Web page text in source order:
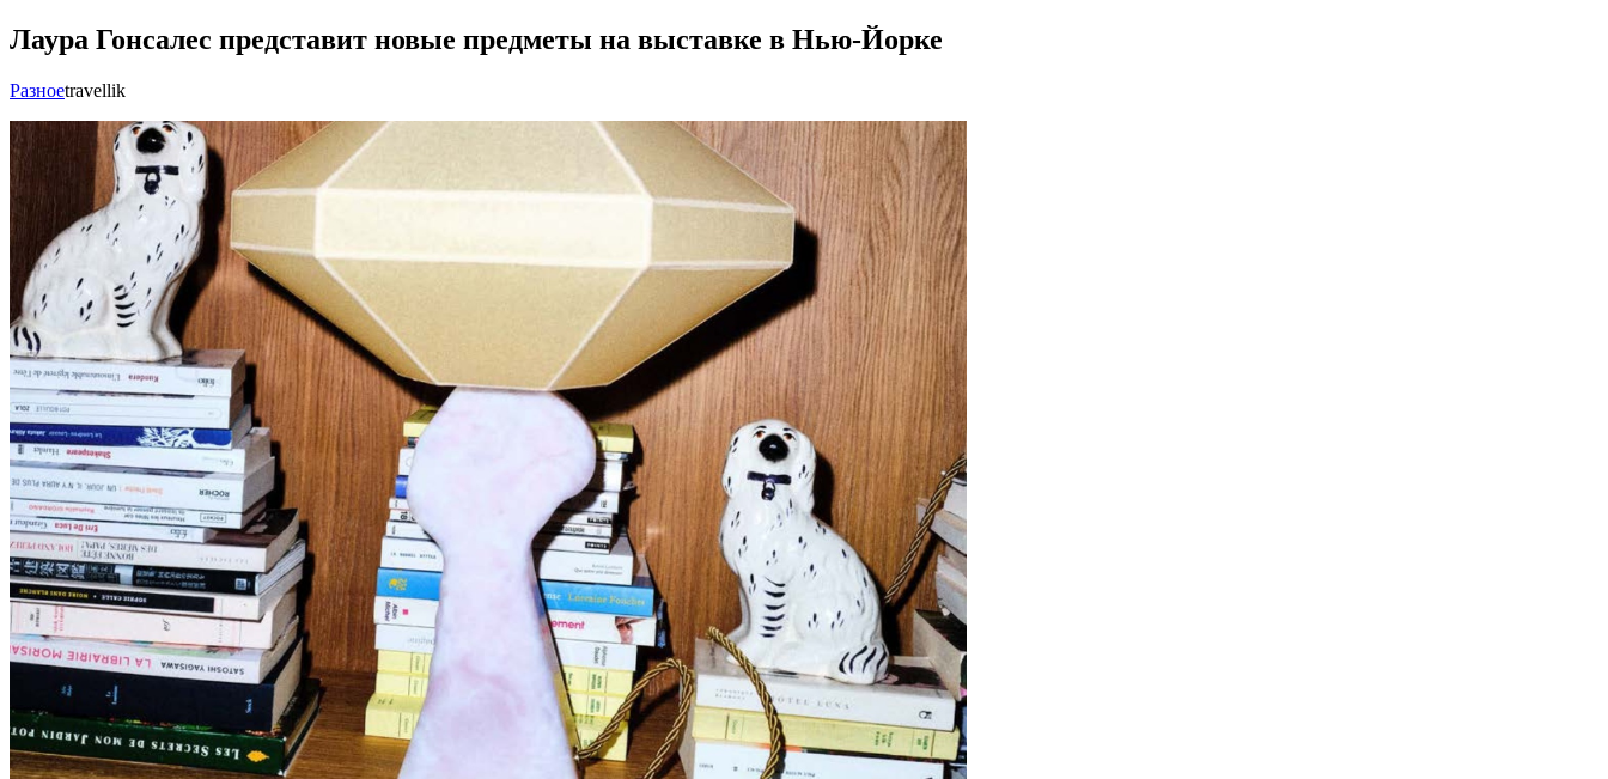
Лаура Гонсалес представит новые предметы на выставке в Нью-Йорке
Разноеtravellik